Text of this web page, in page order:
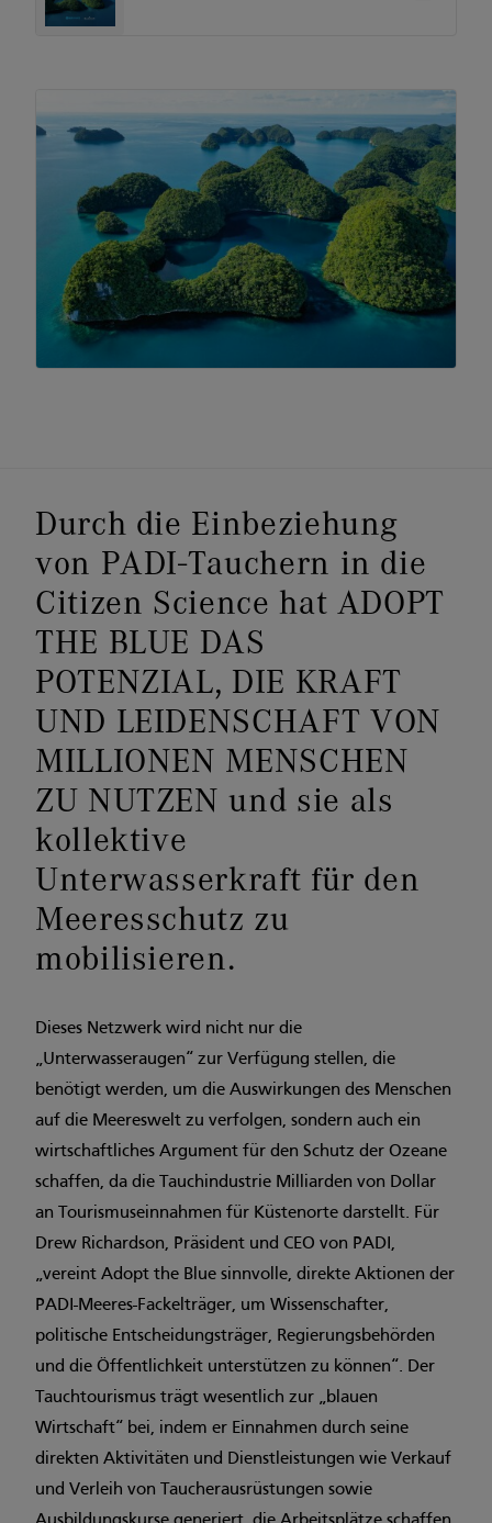
Durch die Einbeziehung
von PADI-Tauchern in die
Citizen Science hat ADOPT
THE BLUE DAS
POTENZIAL, DIE KRAFT
UND LEIDENSCHAFT VON
MILLIONEN MENSCHEN
ZU NUTZEN und sie als
kollektive
Unterwasserkraft für den
Meeresschutz zu
mobilisieren.
Dieses Netzwerk wird nicht nur die
„Unterwasseraugen“ zur Verfügung stellen, die
benötigt werden, um die Auswirkungen des Menschen
auf die Meereswelt zu verfolgen, sondern auch ein
wirtschaftliches Argument für den Schutz der Ozeane
schaffen, da die Tauchindustrie Milliarden von Dollar
an Tourismuseinnahmen für Küstenorte darstellt. Für
Drew Richardson, Präsident und CEO von PADI,
„vereint Adopt the Blue sinnvolle, direkte Aktionen der
PADI-Meeres-Fackelträger, um Wissenschafter,
politische Entscheidungsträger, Regierungsbehörden
und die Öffentlichkeit unterstützen zu können“. Der
Tauchtourismus trägt wesentlich zur „blauen
Wirtschaft“ bei, indem er Einnahmen durch seine
direkten Aktivitäten und Dienstleistungen wie Verkauf
und Verleih von Taucherausrüstungen sowie